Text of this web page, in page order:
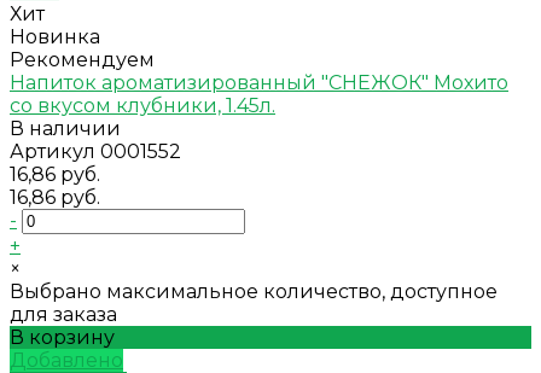
Хит
Новинка
Рекомендуем
Напиток ароматизированный "СНЕЖОК" Мохито
со вкусом клубники, 1.45л.
В наличии
Артикул 0001552
16,86 руб.
16,86 руб.
-
+
×
Выбрано максимальное количество, доступное
для заказа
В корзину
Добавлено